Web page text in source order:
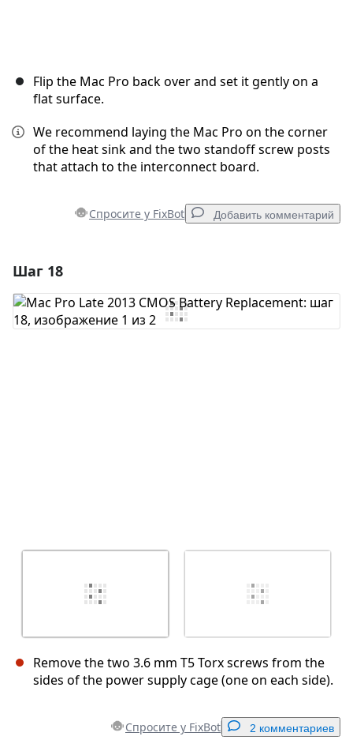
Flip the Mac Pro back over and set it gently on a
flat surface.
We recommend laying the Mac Pro on the corner
of the heat sink and the two standoff screw posts
that attach to the interconnect board.
Спросите у FixBot Добавить комментарий
Добавить комментарий
Шаг 18
Remove the two 3.6 mm T5 Torx screws from the
sides of the power supply cage (one on each side).
Спросите у FixBot 2 комментариев